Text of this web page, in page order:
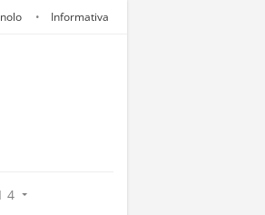
Informativa
4